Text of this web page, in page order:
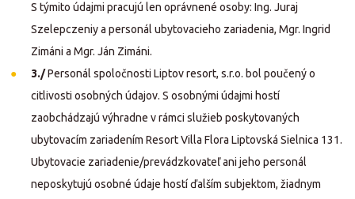
S týmito údajmi pracujú len oprávnené osoby: Ing. Juraj
Szelepczeniy a personál ubytovacieho zariadenia, Mgr. Ingrid
Zimáni a Mgr. Ján Zimáni.
3./Personál spoločnosti Liptov resort, s.r.o. bol poučený o
citlivosti osobných údajov. S osobnými údajmi hostí
zaobchádzajú výhradne v rámci služieb poskytovaných
ubytovacím zariadením Resort Villa Flora Liptovská Sielnica 131.
Ubytovacie zariadenie/prevádzkovateľ ani jeho personál
neposkytujú osobné údaje hostí ďalším subjektom, žiadnym